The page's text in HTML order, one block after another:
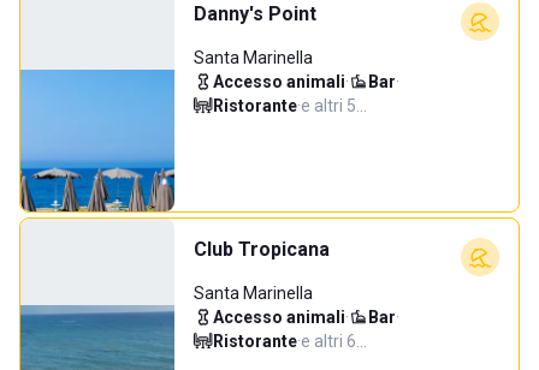
Danny's Point
Santa Marinella
Accesso animali· Bar·
Ristorante·e altri 5…
Club Tropicana
Santa Marinella
Accesso animali· Bar·
Ristorante·e altri 6…